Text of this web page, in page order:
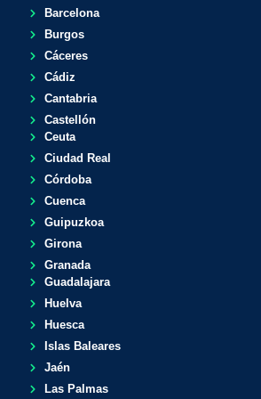
Barcelona
Burgos
Cáceres
Cádiz
Cantabria
Castellón
Ceuta
Ciudad Real
Córdoba
Cuenca
Guipuzkoa
Girona
Granada
Guadalajara
Huelva
Huesca
Islas Baleares
Jaén
Las Palmas